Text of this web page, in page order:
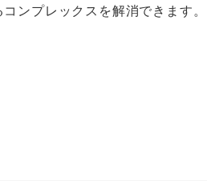
ンプレックスを解消できます。